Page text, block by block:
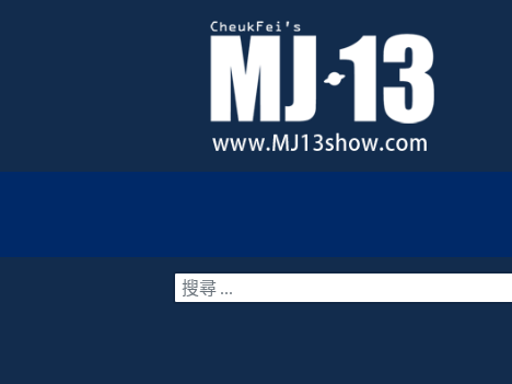
搜索